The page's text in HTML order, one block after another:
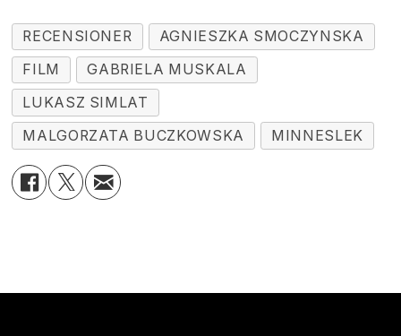
RECENSIONER
AGNIESZKA SMOCZYNSKA
FILM
GABRIELA MUSKALA
LUKASZ SIMLAT
MALGORZATA BUCZKOWSKA
MINNESLEK